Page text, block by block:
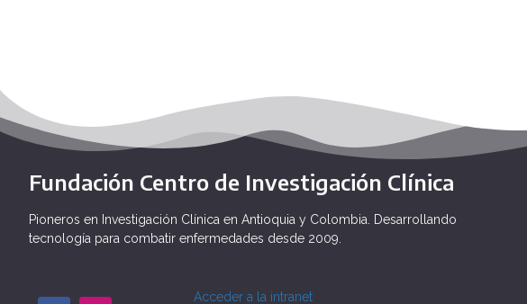
Fundación Centro de Investigación Clínica
Pioneros en Investigación Clínica en Antioquia y Colombia. Desarrollando
tecnología para combatir enfermedades desde 2009.
Acceder a la intranet